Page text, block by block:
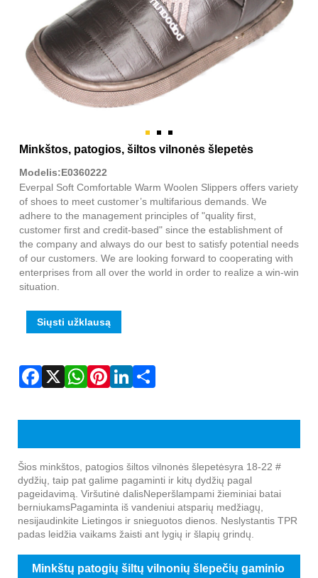
Minkštos, patogios, šiltos vilnonės šlepetės
Modelis:E0360222
Everpal Soft Comfortable Warm Woolen Slippers offers variety
of shoes to meet customer’s multifarious demands. We
adhere to the management principles of "quality first,
customer first and credit-based" since the establishment of
the company and always do our best to satisfy potential needs
of our customers. We are looking forward to cooperating with
enterprises from all over the world in order to realize a win-win
situation.
Siųsti užklausą
Minkštų patogių šiltų vilnonių šlepečių pristatymas
Šios minkštos, patogios šiltos vilnonės šlepetėsyra 18-22 #
dydžių, taip pat galime pagaminti ir kitų dydžių pagal
pageidavimą. Viršutinė dalisNeperšlampami žieminiai batai
berniukamsPagaminta iš vandeniui atsparių medžiagų,
nesijaudinkite Lietingos ir snieguotos dienos. Neslystantis TPR
padas leidžia vaikams žaisti ant lygių ir šlapių grindų.
Minkštų patogių šiltų vilnonių šlepečių gaminio